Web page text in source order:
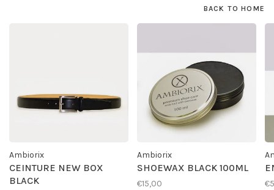
BACK TO HOME
Ambiorix
CEINTURE NEW BOX
BLACK
Ambiorix
SHOEWAX BLACK 100ML
€15,00